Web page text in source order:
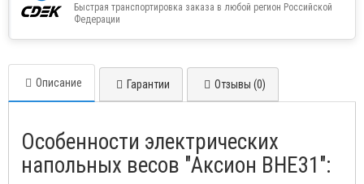
Быстрая транспортировка заказа в любой регион Российской
Федерации
Описание Гарантии Отзывы (0)
Особенности электрических
напольных весов "Аксион ВНЕ31":